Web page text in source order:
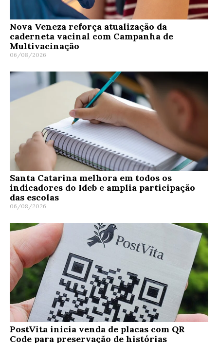
Nova Veneza reforça atualização da
caderneta vacinal com Campanha de
Multivacinação
06/08/2026
Santa Catarina melhora em todos os
indicadores do Ideb e amplia participação
das escolas
06/08/2026
PostVita inicia venda de placas com QR
Code para preservação de histórias